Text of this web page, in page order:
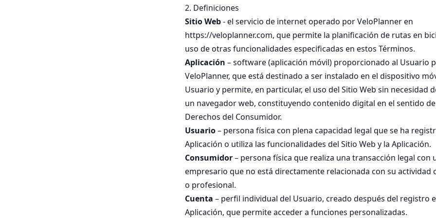
2. Definiciones
Sitio Web- el servicio de internet operado por VeloPlanner en
https://veloplanner.com, que permite la planificación de rutas en
uso de otras funcionalidades especificadas en estos Términos.
Aplicación – software (aplicación móvil) proporcionado al Usuario
VeloPlanner, que está destinado a ser instalado en el dispositivo
Usuario y permite, en particular, el uso del Sitio Web sin necesidad
un navegador web, constituyendo contenido digital en el sentido de
Derechos del Consumidor.
Usuario– persona física con plena capacidad legal que se ha
Aplicación o utiliza las funcionalidades del Sitio Web y la Aplicación.
Consumidor– persona física que realiza una transacción legal con
empresario que no está directamente relacionada con su actividad
o profesional.
Cuenta – perfil individual del Usuario, creado después del registro
Aplicación, que permite acceder a funciones personalizadas.